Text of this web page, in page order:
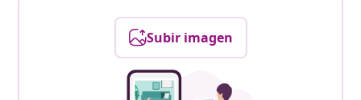
Subir imagen